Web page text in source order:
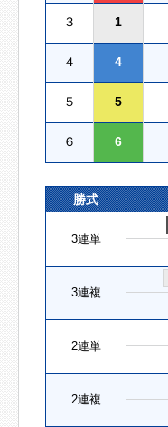
３ 1
４ 4
５ 5
６ 6
勝式
3連単
3連複
2連単
2連複